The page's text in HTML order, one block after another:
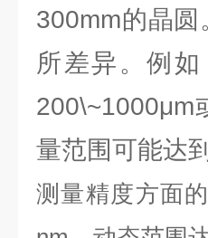
300mm的晶
所差异。例
200\~1000μm
量范围可能达
测量精度方面